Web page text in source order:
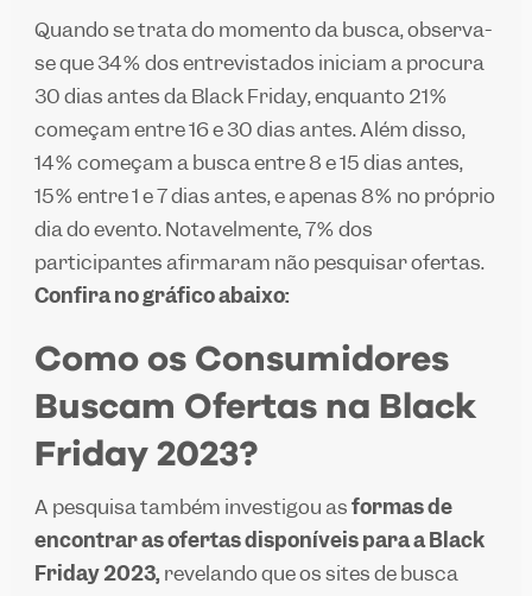
Quando se trata do momento da busca, observa-
se que 34% dos entrevistados iniciam a procura
30 dias antes da Black Friday, enquanto 21%
começam entre 16 e 30 dias antes. Além disso,
14% começam a busca entre 8 e 15 dias antes,
15% entre 1 e 7 dias antes, e apenas 8% no próprio
dia do evento. Notavelmente, 7% dos
participantes afirmaram não pesquisar ofertas.
Confira no gráfico abaixo:
Como os Consumidores
Buscam Ofertas na Black
Friday 2023?
A pesquisa também investigou asformas de
encontrar asofertas disponíveis para a Black
Friday 2023, revelando que os sites de busca